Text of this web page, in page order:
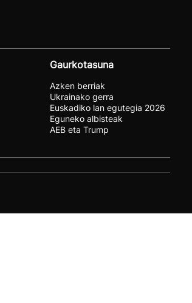
Gaurkotasuna
Azken berriak
Ukrainako gerra
Euskadiko lan egutegia 2026
Eguneko albisteak
AEB eta Trump